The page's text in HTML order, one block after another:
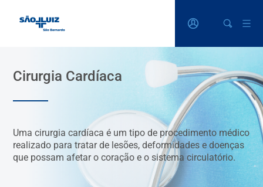
Cirurgia Cardíaca
Uma cirurgia cardíaca é um tipo de procedimento médico
realizado para tratar de lesões, deformidades e doenças
que possam afetar o coração e o sistema circulatório.